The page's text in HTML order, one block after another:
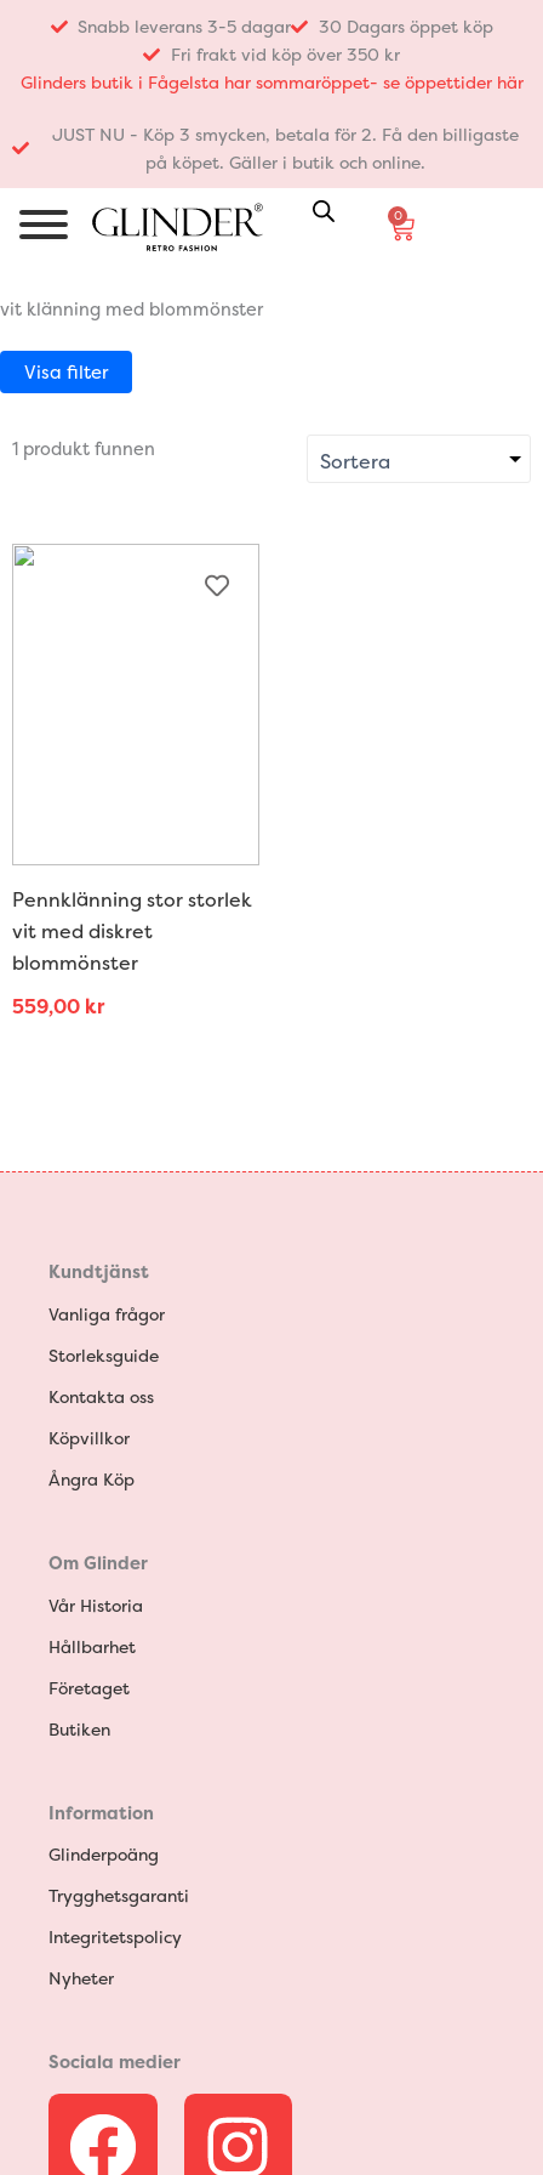
innehåll
Snabb leverans 3-5 dagar
30 Dagars öppet köp
Fri frakt vid köp över 350 kr
Glinders butik i Fågelsta har sommaröppet- se öppettider här
JUST NU - Köp 3 smycken, betala för 2. Få den billigaste
på köpet. Gäller i butik och online.
0
Varukorg
vit klänning med blommönster
Visa filter
1 produkt funnen
Pennklänning stor storlek
vit med diskret
blommönster
559,00 kr
Kundtjänst
Vanliga frågor
Storleksguide
Kontakta oss
Köpvillkor
Ångra Köp
Om Glinder
Vår Historia
Hållbarhet
Företaget
Butiken
Information
Glinderpoäng
Trygghetsgaranti
Integritetspolicy
Nyheter
Sociala medier
F I